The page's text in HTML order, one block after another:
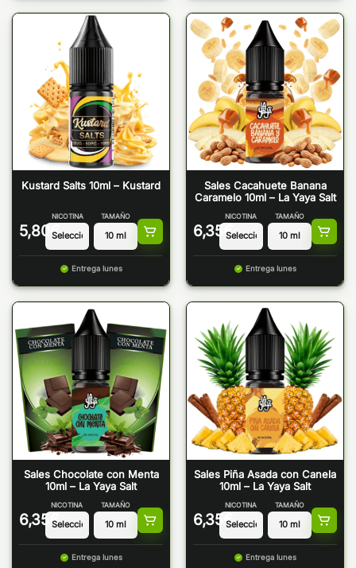
Kustard Salts 10ml – Kustard
5,80 €
NICOTINA TAMAÑO
Entrega lunes
Sales Cacahuete Banana
Caramelo 10ml – La Yaya Salt
6,35 €
NICOTINA TAMAÑO
Entrega lunes
Sales Chocolate con Menta
10ml – La Yaya Salt
6,35 €
NICOTINA TAMAÑO
Entrega lunes
Sales Piña Asada con Canela
10ml – La Yaya Salt
6,35 €
NICOTINA TAMAÑO
Entrega lunes